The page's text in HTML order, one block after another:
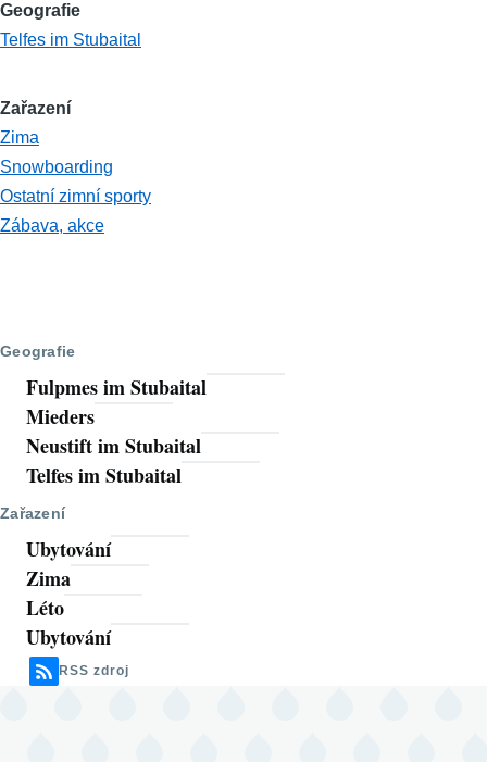
Geografie
Telfes im Stubaital
Zařazení
Zima
Snowboarding
Ostatní zimní sporty
Zábava, akce
Geografie
Fulpmes im Stubaital
Mieders
Neustift im Stubaital
Telfes im Stubaital
Zařazení
Ubytování
Zima
Léto
Ubytování
RSS zdroj